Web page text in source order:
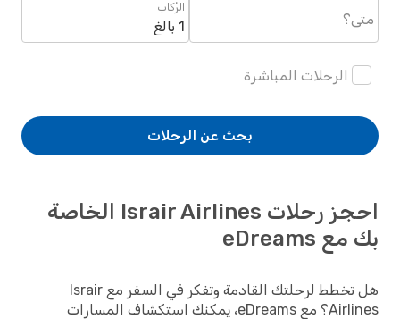
متى؟
الرُكاب
1 بالغ
الرحلات المباشرة
بحث عن الرحلات
احجز رحلات Israir Airlines الخاصة
بك مع eDreams
هل تخطط لرحلتك القادمة وتفكر في السفر مع Israir
Airlines؟ مع eDreams، يمكنك استكشاف المسارات